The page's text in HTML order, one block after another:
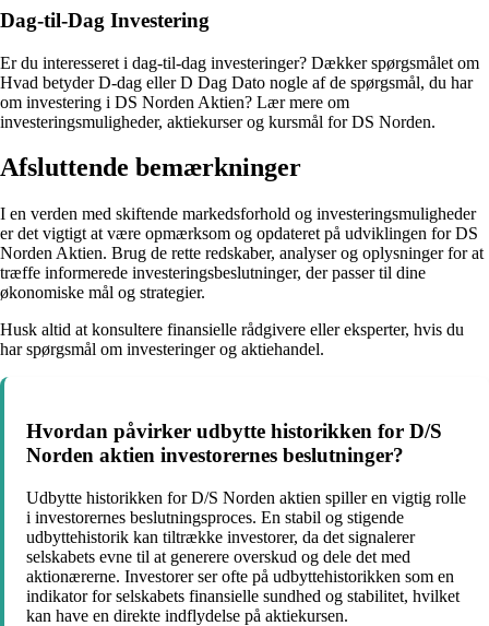
Dag-til-Dag Investering
Er du interesseret i dag-til-dag investeringer? Dækker spørgsmålet om
Hvad betyder D-dag eller D Dag Dato nogle af de spørgsmål, du har
om investering i DS Norden Aktien? Lær mere om
investeringsmuligheder, aktiekurser og kursmål for DS Norden.
Afsluttende bemærkninger
I en verden med skiftende markedsforhold og investeringsmuligheder
er det vigtigt at være opmærksom og opdateret på udviklingen for DS
Norden Aktien. Brug de rette redskaber, analyser og oplysninger for at
træffe informerede investeringsbeslutninger, der passer til dine
økonomiske mål og strategier.
Husk altid at konsultere finansielle rådgivere eller eksperter, hvis du
har spørgsmål om investeringer og aktiehandel.
Hvordan påvirker udbytte historikken for D/S
Norden aktien investorernes beslutninger?
Udbytte historikken for D/S Norden aktien spiller en vigtig rolle
i investorernes beslutningsproces. En stabil og stigende
udbyttehistorik kan tiltrække investorer, da det signalerer
selskabets evne til at generere overskud og dele det med
aktionærerne. Investorer ser ofte på udbyttehistorikken som en
indikator for selskabets finansielle sundhed og stabilitet, hvilket
kan have en direkte indflydelse på aktiekursen.